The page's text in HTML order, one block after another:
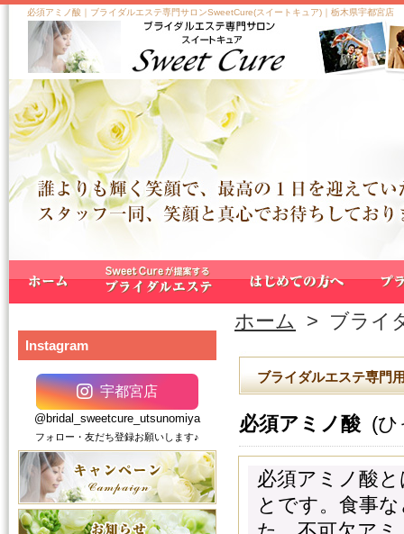
必須アミノ酸｜ブライダルエステ専門サロンSweetCure(スイートキュア)｜栃木県宇都宮店
Instagram
宇都宮店
@bridal_sweetcure_utsunomiya
フォロー・友だち登録お願いします♪
ホーム > ブライ
ブライダルエステ専門
必須アミノ酸 (ひ
必須アミノ酸
とです。食事